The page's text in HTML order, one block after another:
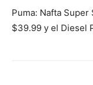
Puma: Nafta
$39.99 y el Diesel